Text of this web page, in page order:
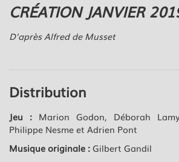
Création/Diffusion
CRÉATION JANVIER
D'après Alfred de Musset
Distribution
Jeu : Marion Godon, Déborah
Philippe Nesme et Adrien Pont
Musique originale :Gilbert Gandil